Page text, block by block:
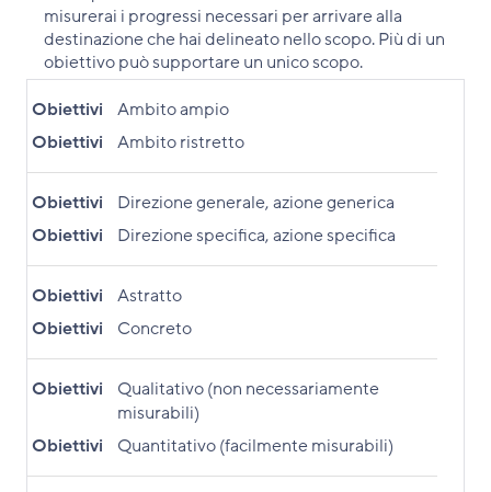
misurerai i progressi necessari per arrivare alla
destinazione che hai delineato nello scopo. Più di un
obiettivo può supportare un unico scopo.
Obiettivi
Ambito ampio
Obiettivi
Ambito ristretto
Obiettivi
Direzione generale, azione generica
Obiettivi
Direzione specifica, azione specifica
Obiettivi
Astratto
Obiettivi
Concreto
Obiettivi
Qualitativo (non necessariamente
misurabili)
Obiettivi
Quantitativo (facilmente misurabili)